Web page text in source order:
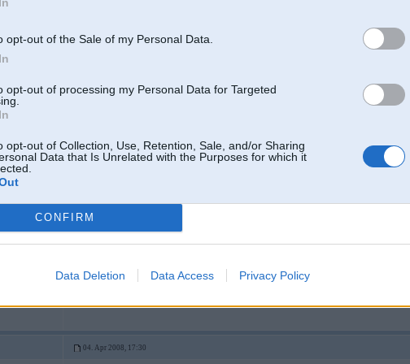
opt-out of the Sale of my Personal Data.
opt-out of processing my Personal Data for Targeted
opt-out of Collection, Use, Retention, Sale, and/or Sharing
Data that Is Unrelated with the Purposes for which it
CONFIRM
Data Deletion Data Access Privacy Policy
04. Apr 2008, 17:25
nezinu, kur jūs raujat tās gudrās tehnoloģijas un NASA-style cenas, bet iekš Enri uz
apstrāde par Ls 2 (apmēram), ar kura palīdzību katrā trešajā mazgāšanas reizē
(noņem arī nospiedumus no zilām džinsām utml.). Pēdējās divas mašīnas ir bijušas
04. Apr 2008, 17:30